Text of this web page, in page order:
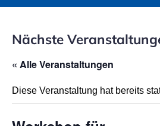
Nächste
« Alle Veranstaltungen
Diese Veranstaltung hat bereits